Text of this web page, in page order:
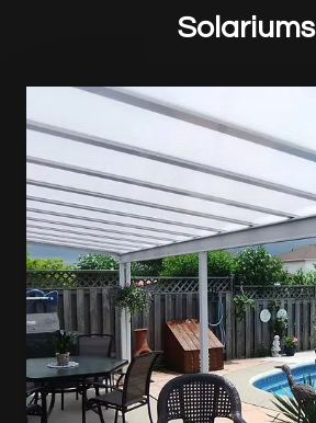
Solariums